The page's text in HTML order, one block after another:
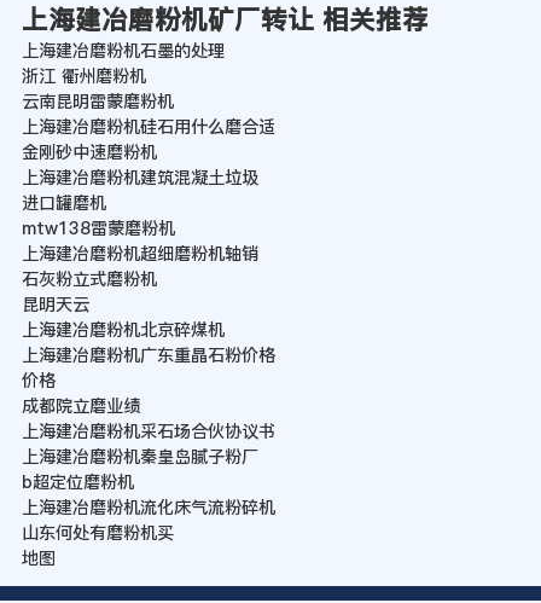
上海建冶磨粉机矿厂转让 相关推荐
上海建冶磨粉机石墨的处理
浙江 衢州磨粉机
云南昆明雷蒙磨粉机
上海建冶磨粉机硅石用什么磨合适
金刚砂中速磨粉机
上海建冶磨粉机建筑混凝土垃圾
进口罐磨机
mtw138雷蒙磨粉机
上海建冶磨粉机超细磨粉机轴销
石灰粉立式磨粉机
昆明天云
上海建冶磨粉机北京碎煤机
上海建冶磨粉机广东重晶石粉价格
价格
成都院立磨业绩
上海建冶磨粉机采石场合伙协议书
上海建冶磨粉机秦皇岛腻子粉厂
b超定位磨粉机
上海建冶磨粉机流化床气流粉碎机
山东何处有磨粉机买
地图